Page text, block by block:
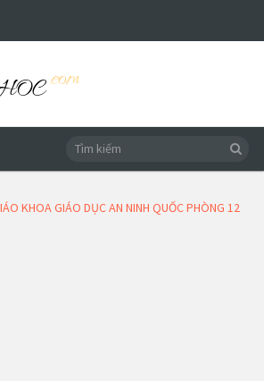
KHOA GIÁO DỤC AN NINH QUỐC PHÒNG 12